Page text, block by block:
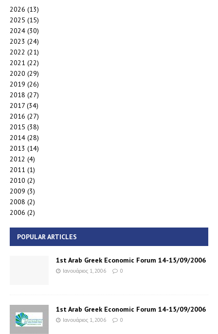
2026 (13)
2025 (15)
2024 (30)
2023 (24)
2022 (21)
2021 (22)
2020 (29)
2019 (26)
2018 (27)
2017 (34)
2016 (27)
2015 (38)
2014 (28)
2013 (14)
2012 (4)
2011 (1)
2010 (2)
2009 (3)
2008 (2)
2006 (2)
POPULAR ARTICLES
1st Arab Greek Economic Forum 14-15/09/2006
Ιανουάριος 1, 2006 0
1st Arab Greek Economic Forum 14-15/09/2006
Ιανουάριος 1, 2006 0